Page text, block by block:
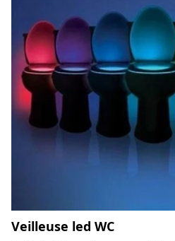
Veilleuse led WC